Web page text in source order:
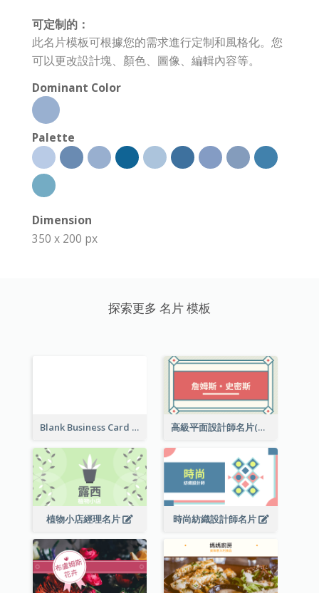
可定制的：
此名片模板可根據您的需求進行定制和風格化。您
可以更改設計塊、顏色、圖像、編輯內容等。
Dominant Color
Palette
Dimension
350 x 200 px
探索更多 名片 模板
Blank Business Card 高級平面設計師名片(附工作室地址)
植物小店經理名片 時尚紡織設計師名片